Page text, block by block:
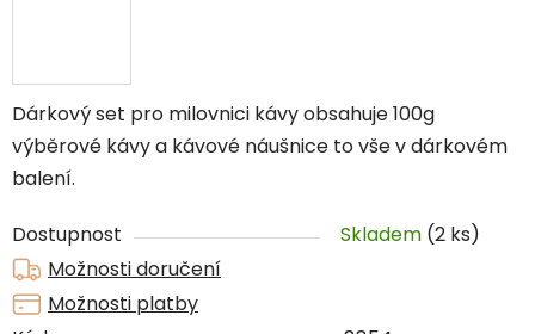
Dárkový set pro milovnici kávy obsahuje 100g
výběrové kávy a kávové náušnice to vše v dárkovém
balení.
Dostupnost Skladem (2 ks)
Možnosti doručení
Možnosti platby